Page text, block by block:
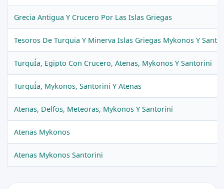
Grecia Antigua Y Crucero Por Las Islas Griegas
Tesoros De Turquia Y Minerva Islas Griegas Mykonos Y
TurquÍa, Egipto Con Crucero, Atenas, Mykonos Y Santorini
TurquÍa, Mykonos, Santorini Y Atenas
Atenas, Delfos, Meteoras, Mykonos Y Santorini
Atenas Mykonos
Atenas Mykonos Santorini